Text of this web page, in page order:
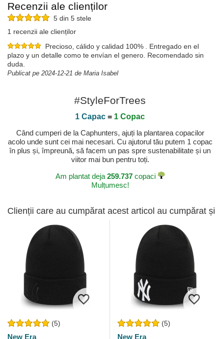
Recenzii ale clienților
5 din 5 stele
1 recenzii ale clienților
Precioso, cálido y calidad 100% . Entregado en el
plazo y un detalle como te envían el genero. Recomendado sin
duda.
Publicat pe 2024-12-21 de Maria Isabel
#StyleForTrees
1 Capac = 1 Copac
Când cumperi de la Caphunters, ajuți la plantarea copacilor
acolo unde sunt cei mai necesari. Cu ajutorul tău putem 1 copac
în plus și, împreună, să facem un pas spre sustenabilitate și un
viitor mai bun pentru toți.
Am plantat deja 259.737copaci
Mulțumesc!
Clienții care au cumpărat acest articol au cumpărat și
(5)
New Era
(5)
New Era